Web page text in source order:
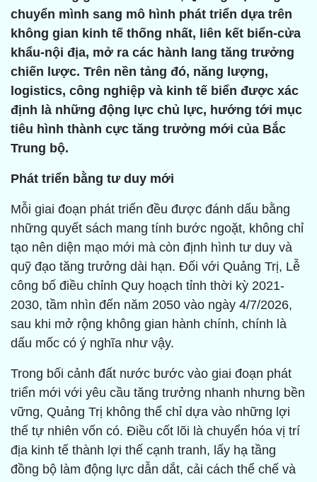
chuyển mình sang mô hình phát triển dựa trên
không gian kinh tế thống nhất, liên kết biển-cửa
khẩu-nội địa, mở ra các hành lang tăng trưởng
chiến lược. Trên nền tảng đó, năng lượng,
logistics, công nghiệp và kinh tế biển được xác
định là những động lực chủ lực, hướng tới mục
tiêu hình thành cực tăng trưởng mới của Bắc
Trung bộ.
Phát triển bằng tư duy mới
Mỗi giai đoạn phát triển đều được đánh dấu bằng
những quyết sách mang tính bước ngoặt, không chỉ
tạo nên diện mạo mới mà còn định hình tư duy và
quỹ đạo tăng trưởng dài hạn. Đối với Quảng Trị, Lễ
công bố điều chỉnh Quy hoạch tỉnh thời kỳ 2021-
2030, tầm nhìn đến năm 2050 vào ngày 4/7/2026,
sau khi mở rộng không gian hành chính, chính là
dấu mốc có ý nghĩa như vậy.
Trong bối cảnh đất nước bước vào giai đoạn phát
triển mới với yêu cầu tăng trưởng nhanh nhưng bền
vững, Quảng Trị không thể chỉ dựa vào những lợi
thế tự nhiên vốn có. Điều cốt lõi là chuyển hóa vị trí
địa kinh tế thành lợi thế cạnh tranh, lấy hạ tầng
đồng bộ làm động lực dẫn dắt, cải cách thể chế và